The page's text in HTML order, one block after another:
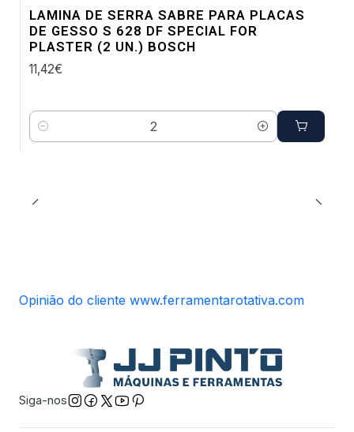
LAMINA DE SERRA SABRE PARA PLACAS
DE GESSO S 628 DF SPECIAL FOR
PLASTER (2 UN.) BOSCH
11,42€
Quantidade
Opinião do cliente www.ferramentarotativa.com
Siga-nos